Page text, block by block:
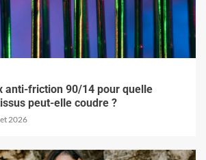
anti-friction 90/14 pour quelle
peut-elle coudre ?
2026